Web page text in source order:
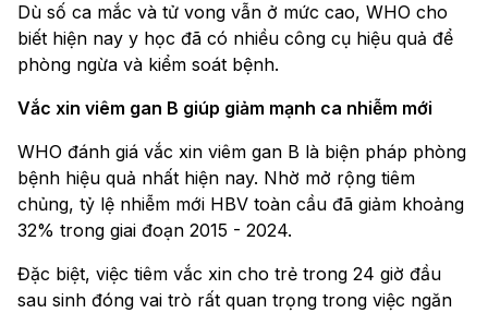
Dù số ca mắc và tử vong vẫn ở mức cao, WHO cho
biết hiện nay y học đã có nhiều công cụ hiệu quả để
phòng ngừa và kiểm soát bệnh.
Vắc xin viêm gan B giúp giảm mạnh ca nhiễm mới
WHO đánh giá vắc xin viêm gan B là biện pháp phòng
bệnh hiệu quả nhất hiện nay. Nhờ mở rộng tiêm
chủng, tỷ lệ nhiễm mới HBV toàn cầu đã giảm khoảng
32% trong giai đoạn 2015 - 2024.
Đặc biệt, việc tiêm vắc xin cho trẻ trong 24 giờ đầu
sau sinh đóng vai trò rất quan trọng trong việc ngăn